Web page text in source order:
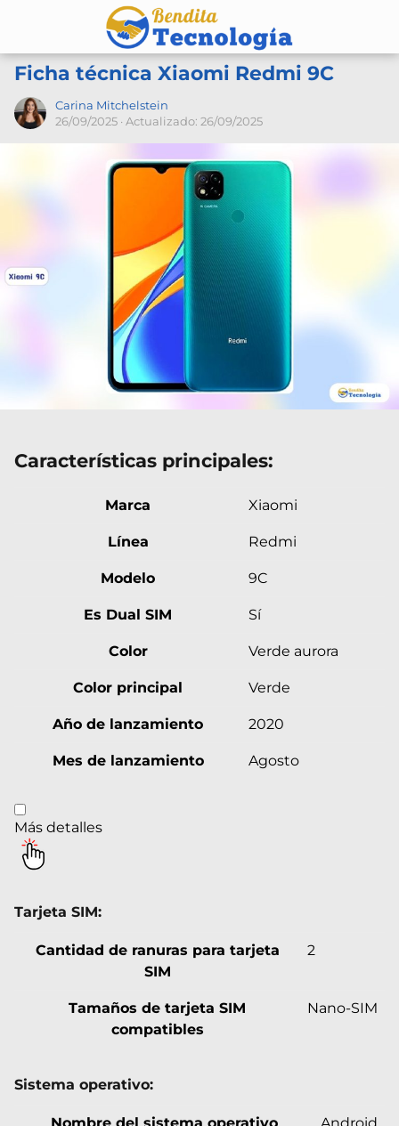
Ficha técnica Xiaomi Redmi 9C
Carina Mitchelstein
26/09/2025 · Actualizado: 26/09/2025
Características principales:
Marca Xiaomi
Línea Redmi
Modelo 9C
Es Dual SIM Sí
Color Verde aurora
Color principal Verde
Año de lanzamiento 2020
Mes de lanzamiento Agosto
Más detalles
Tarjeta SIM:
Cantidad de ranuras para tarjeta
SIM
2
Tamaños de tarjeta SIM
compatibles
Nano-SIM
Sistema operativo:
Nombre del sistema operativo Android